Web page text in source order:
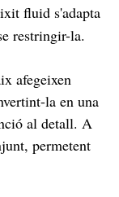
fluid s'adapta
restringir-la.
afegeixen
la en una
al detall. A
permetent